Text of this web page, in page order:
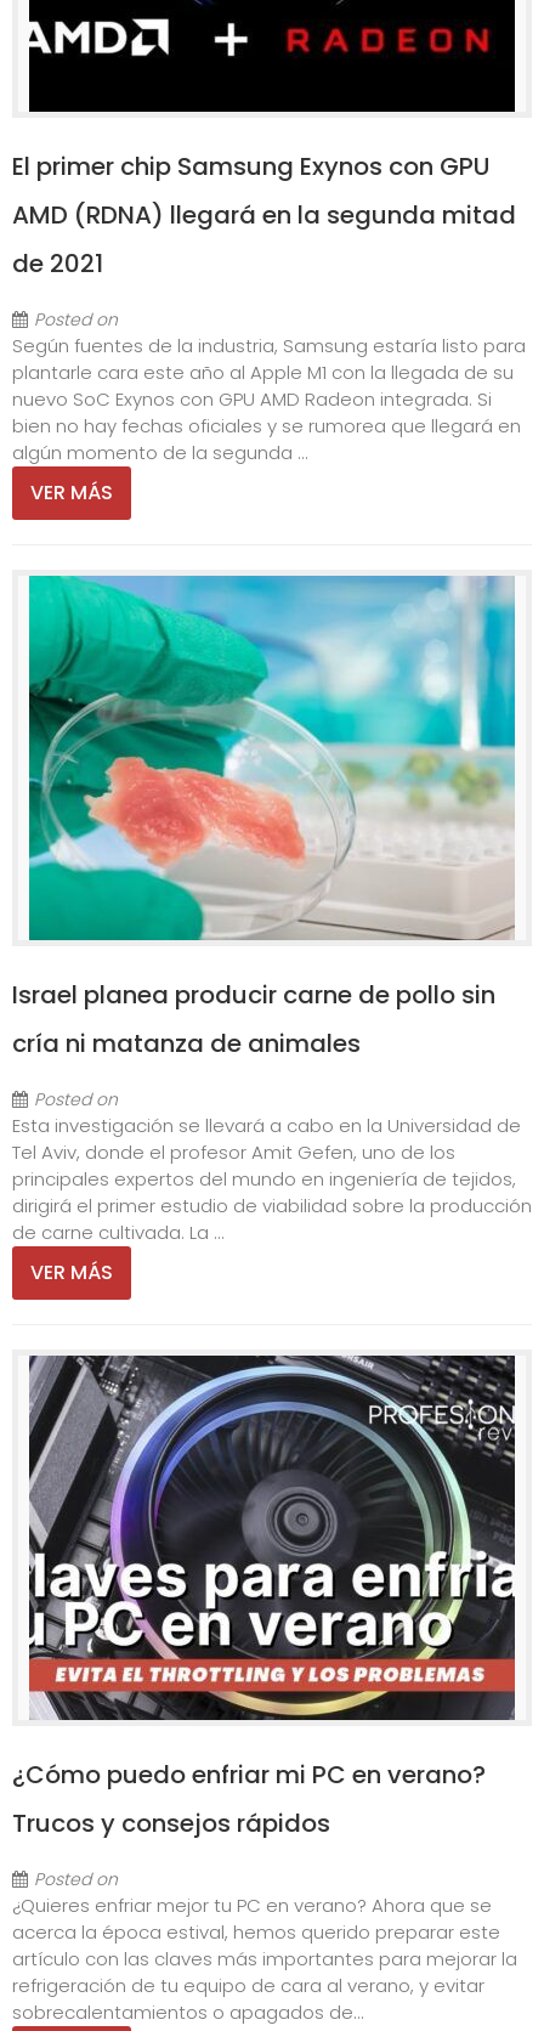
El primer chip Samsung Exynos con GPU
AMD (RDNA) llegará en la segunda mitad
de 2021
Posted on
Según fuentes de la industria, Samsung estaría listo para
plantarle cara este año al Apple M1 con la llegada de su
nuevo SoC Exynos con GPU AMD Radeon integrada. Si
bien no hay fechas oficiales y se rumorea que llegará en
algún momento de la segunda ...
VER MÁS
Israel planea producir carne de pollo sin
cría ni matanza de animales
Posted on
Esta investigación se llevará a cabo en la Universidad de
Tel Aviv, donde el profesor Amit Gefen, uno de los
principales expertos del mundo en ingeniería de tejidos,
dirigirá el primer estudio de viabilidad sobre la producción
de carne cultivada. La ...
VER MÁS
¿Cómo puedo enfriar mi PC en verano?
Trucos y consejos rápidos
Posted on
¿Quieres enfriar mejor tu PC en verano? Ahora que se
acerca la época estival, hemos querido preparar este
artículo con las claves más importantes para mejorar la
refrigeración de tu equipo de cara al verano, y evitar
sobrecalentamientos o apagados de...